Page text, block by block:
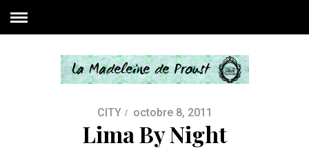
CITY octobre 8, 2011
Lima By Night